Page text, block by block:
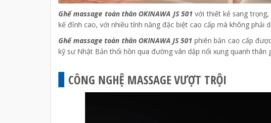
Ghế massage toàn thân OKINAWA JS 501 với thiết kế sang
kế đỉnh cao, với nhiều tính năng đặc biệt cao cấp mà không phải
Ghế massage toàn thân OKINAWA JS 501 phiên bản cao cấp
kỹ sư Nhật Bản thổi hồn qua đường vân dập nổi xung quanh
CÔNG NGHỆ MASSAGE VƯỢT TRỘI